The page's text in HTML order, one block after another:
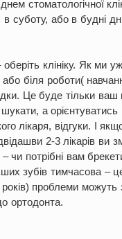
стоматологічної
суботу, або в будні
клініку. Як ми
біля роботи(
Це буде тільки
а
лікаря, відгуки. І
2-3 лікарів
потрібні вам
зубів тимчасова – це
проблеми можуть
ортодонта.